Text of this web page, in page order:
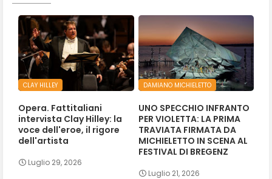
CLAY HILLEY
Opera. Fattitaliani
intervista Clay Hilley: la
voce dell'eroe, il rigore
dell'artista
Luglio 29, 2026
DAMIANO MICHIELETTO
UNO SPECCHIO INFRANTO
PER VIOLETTA: LA PRIMA
TRAVIATA FIRMATA DA
MICHIELETTO IN SCENA AL
FESTIVAL DI BREGENZ
Luglio 21, 2026